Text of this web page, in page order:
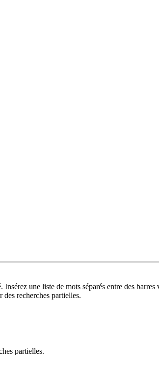
une liste de mots séparés entre des
recherches partielles.
partielles.